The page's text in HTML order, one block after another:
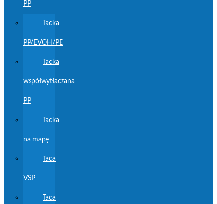
PP
Tacka
PP/EVOH/PE
Tacka
współwytłaczana
PP
Tacka
na mapę
Taca
VSP
Taca